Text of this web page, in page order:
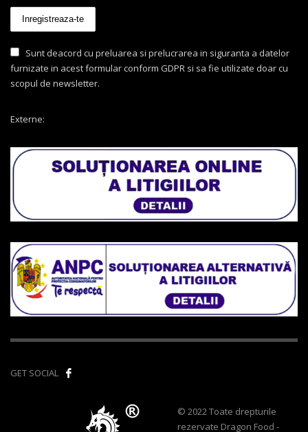
Sunt deacord cu preluarea si prelucrarea in siguranta a datelor
furnizate in acest formular conform GDPR si sa fie utilizate doar cu
scopul de newsletter.
Externe:
GET SOCIAL
© 2022 Toate drepturile
rezervate Dragon Food -